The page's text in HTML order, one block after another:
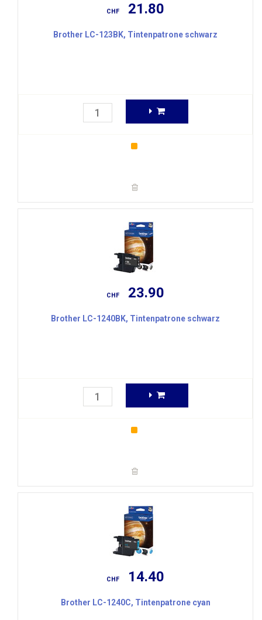
CHF 21.80
Brother LC-123BK, Tintenpatrone schwarz
CHF 23.90
Brother LC-1240BK, Tintenpatrone schwarz
CHF 14.40
Brother LC-1240C, Tintenpatrone cyan